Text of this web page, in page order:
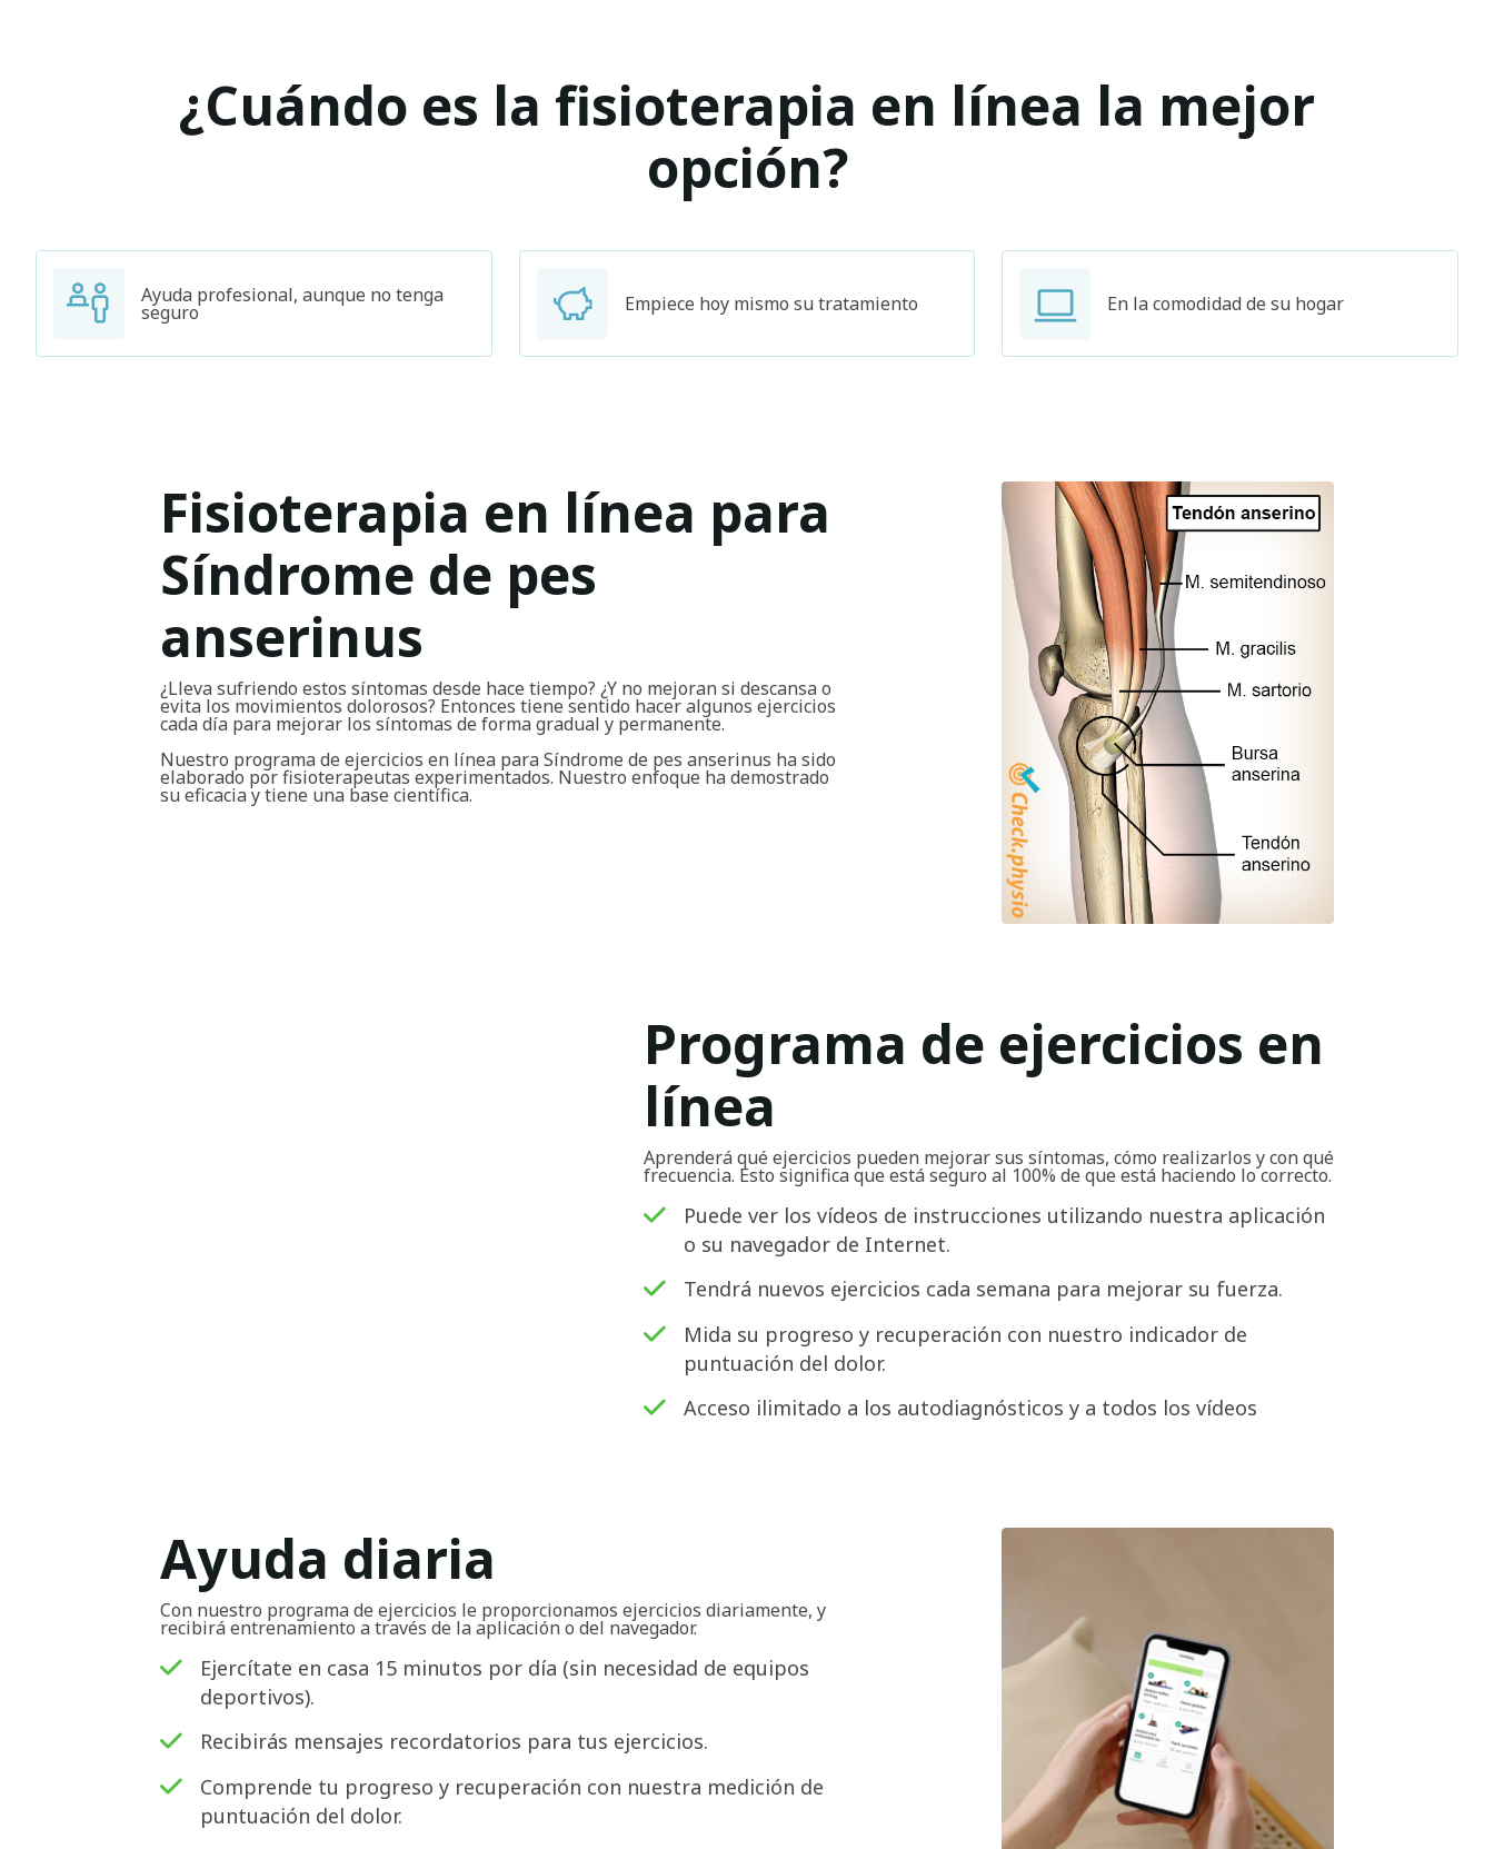
¿Cuándo es la fisioterapia en línea la mejor
opción?
Ayuda profesional, aunque no tenga
seguro Empiece hoy mismo su tratamiento En la comodidad de su hogar
Fisioterapia en línea para
Síndrome de pes
anserinus
¿Lleva sufriendo estos síntomas desde hace tiempo? ¿Y no mejoran si descansa o
evita los movimientos dolorosos? Entonces tiene sentido hacer algunos ejercicios
cada día para mejorar los síntomas de forma gradual y permanente.
Nuestro programa de ejercicios en línea para Síndrome de pes anserinus ha sido
elaborado por fisioterapeutas experimentados. Nuestro enfoque ha demostrado
su eficacia y tiene una base científica.
Programa de ejercicios en
línea
Aprenderá qué ejercicios pueden mejorar sus síntomas, cómo realizarlos y con qué
frecuencia. Esto significa que está seguro al 100% de que está haciendo lo correcto.
Puede ver los vídeos de instrucciones utilizando nuestra aplicación
o su navegador de Internet.
Tendrá nuevos ejercicios cada semana para mejorar su fuerza.
Mida su progreso y recuperación con nuestro indicador de
puntuación del dolor.
Acceso ilimitado a los autodiagnósticos y a todos los vídeos
Ayuda diaria
Con nuestro programa de ejercicios le proporcionamos ejercicios diariamente, y
recibirá entrenamiento a través de la aplicación o del navegador.
Ejercítate en casa 15 minutos por día (sin necesidad de equipos
deportivos).
Recibirás mensajes recordatorios para tus ejercicios.
Comprende tu progreso y recuperación con nuestra medición de
puntuación del dolor.